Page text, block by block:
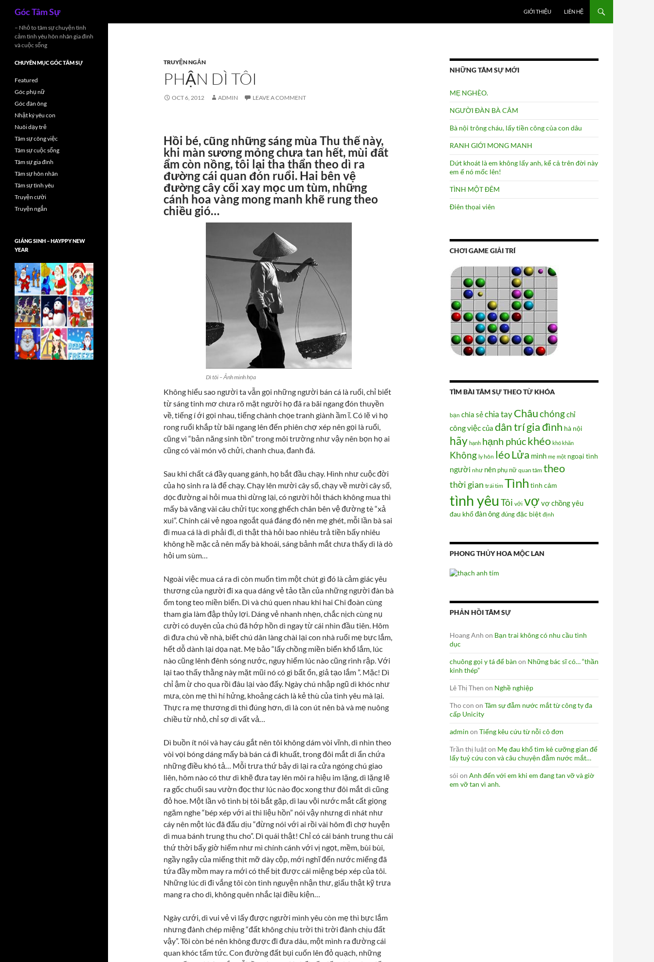
Góc Tâm Sự GIỚI THIỆU LIÊN HỆ
TRUYỆN NGẮN
PHẬN DÌ TÔI
OCT 6, 2012 ADMIN LEAVE A COMMENT
Hồi bé, cũng những sáng mùa Thu thế này,
khi màn sương mỏng chưa tan hết, mùi đất
ẩm còn nồng, tôi lại tha thẩn theo dì ra
đường cái quan đón ruổi. Hai bên vệ
đường cây cối xay mọc um tùm, những
cánh hoa vàng mong manh khẽ rung theo
chiều gió…
Dì tôi – Ảnh minh họa
Không hiểu sao người ta vẫn gọi những người bán cá là ruổi, chỉ biết
từ sáng tinh mơ chưa rõ mặt người họ đã ra bãi ngang đón thuyền
về, tiếng í ới gọi nhau, tiếng chành chọe tranh giành ầm ĩ. Có lẽ vì họ
rong ruổi khắp từ bãi ngang lên đến phiên chợ xép nên gọi là ruổi,
cũng vì “bản năng sinh tồn” trong môi trường như vậy nên bọn họ ai
cũng có vài món võ chửi, chanh chua, đanh đá.
Sau khi chất cá đầy quang gánh, họ bắt đầu chạy. Hình như cuộc đời
của họ sinh ra là để chạy. Chạy lên mười cây số, chạy về mười cây số,
dọc đường ai hỏi mua thì dừng lại, có người hỏi thách không mua thì
mấy bà văng vài câu chửi tục xong ghếch chân bên vệ đường tè “xả
xui”. Chính cái vẻ ngoa ngoắt quá đáng đó nên mẹ ghét, mỗi lần bà sai
đi mua cá là dì phải đi, dì thật thà hỏi bao nhiêu trả tiền bấy nhiêu
không hề mặc cả nên mấy bà khoái, sáng bảnh mắt chưa thấy dì là dò
hỏi um sùm…
Ngoài việc mua cá ra dì còn muốn tìm một chút gì đó là cảm giác yêu
thương của người đi xa qua dáng vẻ tảo tần của những người đàn bà
ốm tong teo miền biển. Dì và chú quen nhau khi hai Chi đoàn cùng
tham gia làm đập thủy lợi. Dáng vẻ nhanh nhẹn, chắc nịch cùng nụ
cười có duyên của chú đã hớp hồn dì ngay từ cái nhìn đầu tiên. Hôm
dì đưa chú về nhà, biết chú dân làng chài lại con nhà ruổi mẹ bực lắm,
hết dỗ dành lại dọa nạt. Mẹ bảo “lấy chồng miền biển khổ lắm, lúc
nào cũng lênh đênh sóng nước, nguy hiểm lúc nào cũng rình rập. Với
lại tao thấy thằng này mặt mũi nó có gì bất ổn, giả tạo lắm ”. Mặc! Dì
chỉ ậm ừ cho qua rồi đâu lại vào đấy. Ngày chú nhập ngũ dì khóc như
mưa, còn mẹ thì hí hửng, khoảng cách là kẻ thù của tình yêu mà lại.
Thực ra mẹ thương dì thì đúng hơn, dì là con út nên bà và mẹ nuông
chiều từ nhỏ, chỉ sợ dì vất vả…
Dì buồn ít nói và hay cáu gắt nên tôi không dám vòi vĩnh, dì nhìn theo
vòi vọi bóng dáng mấy bà bán cá đi khuất, trong đôi mắt dì ẩn chứa
những điều khó tả… Mỗi trưa thứ bảy dì lại ra cửa ngóng chú giao
liên, hôm nào có thư dì khẽ đưa tay lên môi ra hiệu im lặng, dì lặng lẽ
ra gốc chuối sau vườn đọc thư lúc nào đọc xong thư đôi mắt dì cũng
đỏ hoe. Một lần vô tình bị tôi bắt gặp, dì lau vội nước mắt cất giọng
ngăm nghe “bép xép với ai thì liệu hồn” nói vậy nhưng dì nhát như
cáy nên một lúc đã đấu dịu “đừng nói với ai rồi vài hôm đi chợ huyện
dì mua bánh trung thu cho”. Dì quái thật! Chỉ có cái bánh trung thu cái
thứ thời bấy giờ hiếm như mì chính cánh với vị ngọt, mềm, bùi bùi,
ngầy ngậy của miếng thịt mỡ dày cộp, mới nghĩ đến nước miếng đã
tứa đầy mồm may ra mới có thể bịt được cái miệng bép xép của tôi.
Những lúc dì đi vắng tôi còn tình nguyện nhận thư, giấu thật kỹ trưa
mang ra cho dì, không quên nhắc lại điều kiện…
Ngày cưới, dì vui vẻ vì lấy được người mình yêu còn mẹ thì bực lắm
nhưng đành chép miệng “đất không chịu trời thì trời đành chịu đất
vậy”. Tôi còn bé nên không được đi đưa dâu, một mình ra đường cái
quan khóc tấm tức. Con đường đất bụi cuốn lên đỏ quạch, những
NHỮNG TÂM SỰ MỚI
MẸ NGHÈO.
NGƯỜI ĐÀN BÀ CÂM
Bà nội trông cháu, lấy tiền công của con dâu
RANH GIỚI MONG MANH
Dứt khoát là em không lấy anh, kể cả trên đời này
em ế nó mốc lên!
TÌNH MỘT ĐÊM
Điên thọai viên
CHƠI GAME GIẢI TRÍ
TÌM BÀI TÂM SỰ THEO TỪ KHÓA
bạn chia sẻchia tay Châuchóngchỉ
công việccủa dân trígia đình hà nội
hãy hạnh hạnh phúckhéo khó khăn
Không ly hôn léoLửa mình mẹ một ngoại tình
người như nên phụ nữ quan tâm theo
thời gian trái tim Tình tình cảm
tình yêu Tôi với vợ vợ chồngyêu
đau khổđàn ôngđúngđặc biệt định
PHONG THỦY HOA MỘC LAN
PHẢN HỒI TÂM SỰ
Hoang Anh on Bạn trai không có nhu cầu tình
dục
chuông gọi y tá để bàn on Những bác sĩ có… “thần
kinh thép”
Lê Thị Then on Nghề nghiệp
Tho con on Tâm sự đẫm nước mắt từ công ty đa
cấp Unicity
admin on Tiếng kêu cứu từ nỗi cô đơn
Trần thị luậton Mẹ đau khổ tìm kẻ cưỡng gian để
lấy tuỷ cứu con và câu chuyện đẫm nước mắt…
sói on Anh đến với em khi em đang tan vỡ và giờ
em vỡ tan vì anh.
– Nhỏ to tâm sự chuyện tình
cảm tình yêu hôn nhân gia đình
và cuộc sống
CHUYÊN MỤC GÓC TÂM SỰ
Featured
Góc phụ nữ
Góc đàn ông
Nhật ký yêu con
Nuôi dạy trẻ
Tâm sự công việc
Tâm sự cuộc sống
Tâm sự gia đình
Tâm sự hôn nhân
Tâm sự tình yêu
Truyện cười
Truyện ngắn
GIÁNG SINH – HAYPPY NEW
YEAR